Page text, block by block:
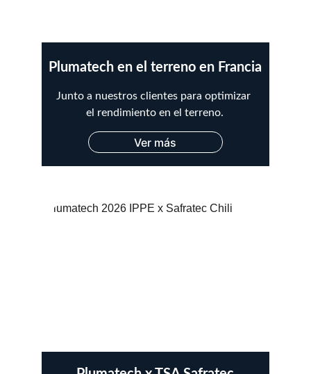
Plumatech en el terreno en Francia
Junto a nuestros clientes para optimizar
el rendimiento en el terreno.
Ver más